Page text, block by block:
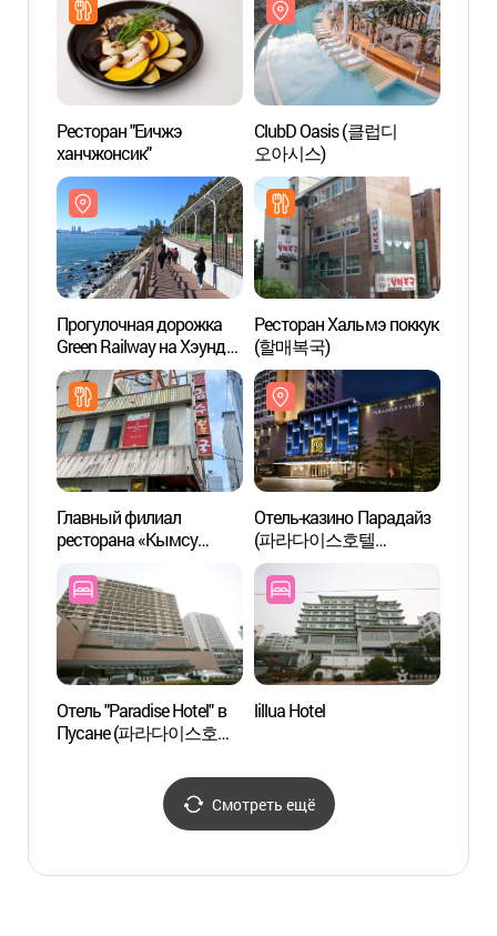
Ресторан "Еичжэ
ханчжонсик"
ClubD Oasis (클럽디
오아시스)
Прогулочная дорожка
Green Railway на Хэундэ
(отрезок Мипхо -
Сончжон) (해운대
그린레일웨이 (미포~송정
구간))
Ресторан Хальмэ поккук
(할매복국)
Главный филиал
ресторана «Кымсу
(금수복국 해운대본점)
Отель-казино Парадайз
(파라다이스호텔
부산카지노)
Отель "Paradise Hotel" в
Пусане (파라다이스호텔
lillua Hotel
Смотреть ещё